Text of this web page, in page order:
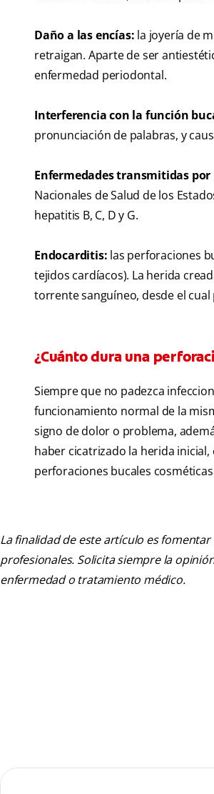
Daño a las encías: la joyería de
retraigan. Aparte de ser
enfermedad periodontal.
Interferencia con la función
pronunciación de palabras, y
Enfermedades transmitidas por
Nacionales de Salud de los
hepatitis B, C, D y G.
Endocarditis: las perforaciones
tejidos cardíacos). La herida
torrente sanguíneo, desde el
¿Cuánto dura una
Siempre que no padezca
funcionamiento normal de la
signo de dolor o problema,
haber cicatrizado la herida
perforaciones bucales
La finalidad de este artículo es
profesionales. Solicita siempre la
enfermedad o tratamiento médico.